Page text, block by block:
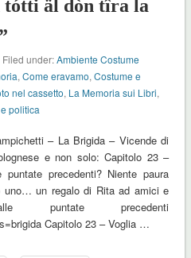
tótti äl dòn tîra la
Filed under:Ambiente Costume
,Come eravamo,Costume e
nel cassetto, La Memoria sui Libri,
politica
– La Brigida – Vicende di
e non solo: Capitolo 23 –
puntate precedenti? Niente paura
uno… un regalo di Rita ad amici e
puntate precedenti
Capitolo 23 – Voglia …